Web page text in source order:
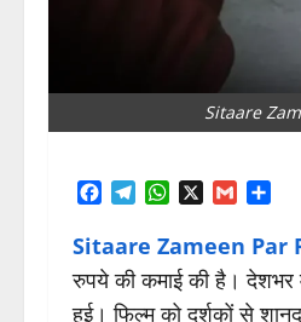
Sitaare
Facebook
TelegramWhatsAppGmail
Sitaare Zameen Par
रुपये की कमाई की है। देशभर
हुई। फिल्म को दर्शकों से